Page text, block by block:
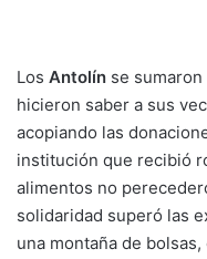
Los Antolín se sumaron
hicieron saber a sus
acopiando las
institución que recibió
alimentos no
solidaridad superó las
una montaña de